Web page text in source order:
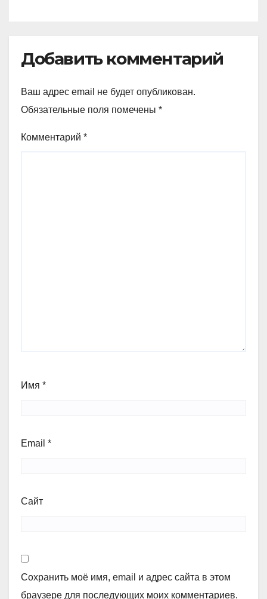
Добавить комментарий
Ваш адрес email не будет опубликован.
Обязательные поля помечены *
Комментарий *
Имя *
Email *
Сайт
Сохранить моё имя, email и адрес сайта в этом
браузере для последующих моих комментариев.